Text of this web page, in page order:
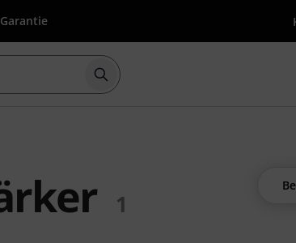
Suche mit Suchwort
1